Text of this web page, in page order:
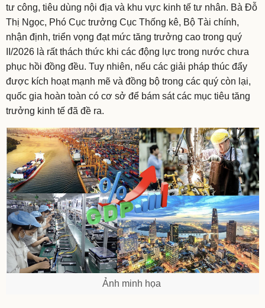
tư công, tiêu dùng nội địa và khu vực kinh tế tư nhân. Bà Đỗ
Thị Ngọc, Phó Cục trưởng Cục Thống kê, Bộ Tài chính,
nhận định, triển vọng đạt mức tăng trưởng cao trong quý
II/2026 là rất thách thức khi các động lực trong nước chưa
phục hồi đồng đều. Tuy nhiên, nếu các giải pháp thúc đẩy
được kích hoạt mạnh mẽ và đồng bộ trong các quý còn lại,
quốc gia hoàn toàn có cơ sở để bám sát các mục tiêu tăng
trưởng kinh tế đã đề ra.
Ảnh minh họa